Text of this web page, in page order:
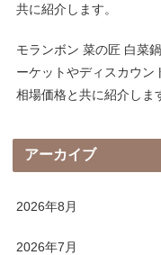
共に紹介します。
モランボン 菜の匠 白菜
ーケットやディスカウン
相場価格と共に紹介しま
アーカイブ
2026年8月
2026年7月